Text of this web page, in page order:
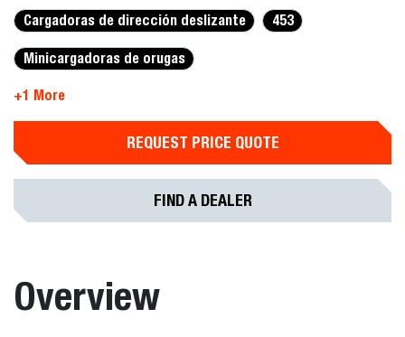
Cargadoras de dirección deslizante
453
Minicargadoras de orugas
+1 More
REQUEST PRICE QUOTE
FIND A DEALER
Overview